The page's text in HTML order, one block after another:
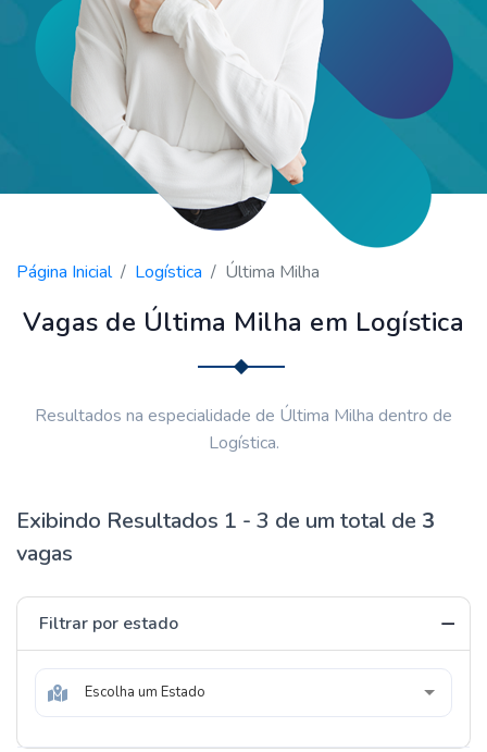
Página Inicial Logística Última Milha
Vagas de Última Milha em Logística
Resultados na especialidade de Última Milha dentro de
Logística.
Exibindo Resultados 1 - 3 de um total de 3
vagas
Filtrar por estado
Escolha um Estado